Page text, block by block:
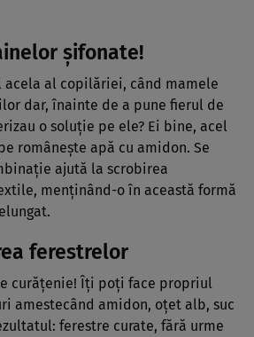
şifonate!
al copilăriei, când mamele
dar, înainte de a pune fierul de
o soluţie pe ele? Ei bine, acel
româneşte apă cu amidon. Se
ajută la scrobirea
menţinând-o în această formă
ferestrelor
curăţenie! Îţi poţi face propriul
amestecând amidon, oţet alb, suc
ferestre curate, fără urme